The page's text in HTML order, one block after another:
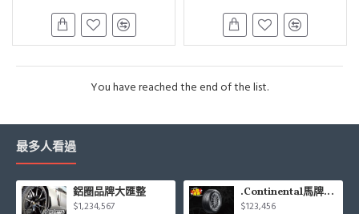
You have reached the end of the list.
最多人看過
鋁圈品牌大匯整
$1,234,567
.Continental馬牌CCK輪胎特價專區
$123,456